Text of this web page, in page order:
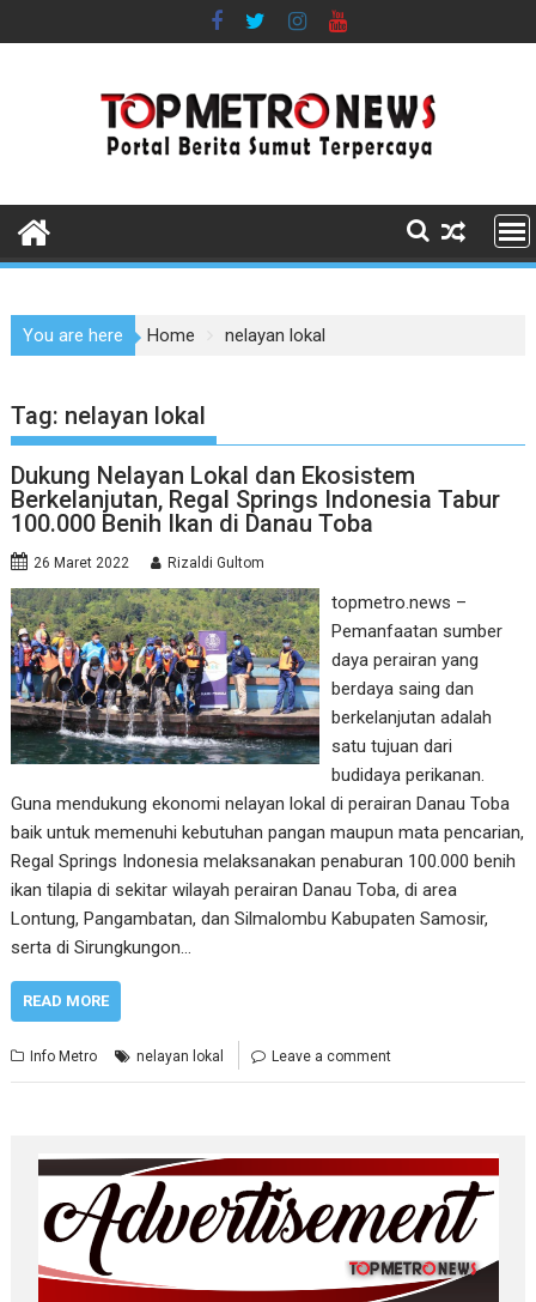
to
You are here Home nelayan lokal
Tag: nelayan lokal
Dukung Nelayan Lokal dan Ekosistem
Berkelanjutan, Regal Springs Indonesia Tabur
100.000 Benih Ikan di Danau Toba
26 Maret 2022 Rizaldi Gultom
topmetro.news –
Pemanfaatan sumber
daya perairan yang
berdaya saing dan
berkelanjutan adalah
satu tujuan dari
budidaya perikanan.
Guna mendukung ekonomi nelayan lokal di perairan Danau Toba
baik untuk memenuhi kebutuhan pangan maupun mata pencarian,
Regal Springs Indonesia melaksanakan penaburan 100.000 benih
ikan tilapia di sekitar wilayah perairan Danau Toba, di area
Lontung, Pangambatan, dan Silmalombu Kabupaten Samosir,
serta di Sirungkungon…
READ MORE
Info Metro nelayan lokal Leave a comment